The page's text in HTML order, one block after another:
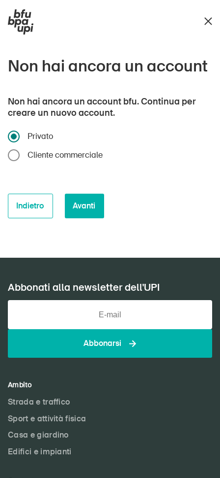
Non hai ancora un account
Non hai ancora un account bfu. Continua per
creare un nuovo account.
Privato
Cliente commerciale
Indietro Avanti
Abbonati alla newsletter dell'UPI
Abbonarsi
Ambito
Strada e traffico
Sport e attività fisica
Casa e giardino
Edifici e impianti